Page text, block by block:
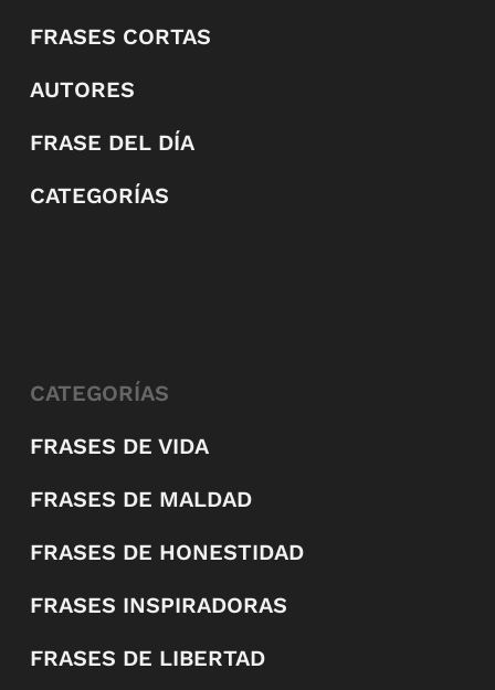
FRASES CORTAS
AUTORES
FRASE DEL DÍA
CATEGORÍAS
CATEGORÍAS
FRASES DE VIDA
FRASES DE MALDAD
FRASES DE HONESTIDAD
FRASES INSPIRADORAS
FRASES DE LIBERTAD